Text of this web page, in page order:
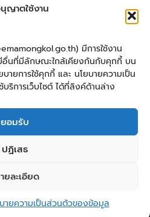
ญาตใช้งาน
มีการใช้งาน
อื่นที่มีลักษณะใกล้เคียงกันกับคุกกี้ บน
บายการใช้คุกกี้ และ นโยบายความเป็น
ริการเว็บไซต์ ได้ที่ลิงค์ด้านล่าง
ยอมรับ
ปฏิเสธ
ยละเอียด
ายความเป็นส่วนตัวของข้อมูล
ร้องเรียน-ร้องทุกข์ แสดงความคิดเห็น
อมูลข่าวสารเทศบาลตำบลสีมามงคล